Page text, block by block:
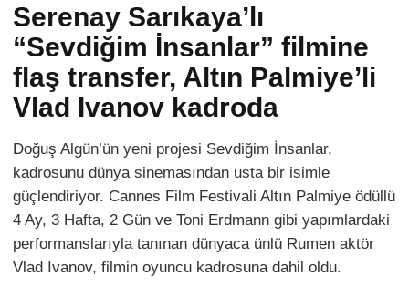
Serenay Sarıkaya’lı
“Sevdiğim İnsanlar” filmine
flaş transfer, Altın Palmiye’li
Vlad Ivanov kadroda
Doğuş Algün’ün yeni projesi Sevdiğim İnsanlar,
kadrosunu dünya sinemasından usta bir isimle
güçlendiriyor. Cannes Film Festivali Altın Palmiye ödüllü
4 Ay, 3 Hafta, 2 Gün ve Toni Erdmann gibi yapımlardaki
performanslarıyla tanınan dünyaca ünlü Rumen aktör
Vlad Ivanov, filmin oyuncu kadrosuna dahil oldu.